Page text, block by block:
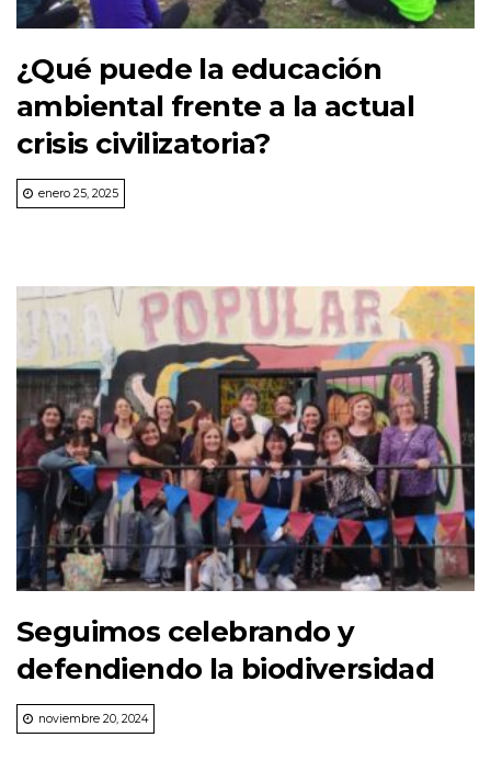
¿Qué puede la educación
ambiental frente a la actual
crisis civilizatoria?
enero 25, 2025
Seguimos celebrando y
defendiendo la biodiversidad
noviembre 20, 2024